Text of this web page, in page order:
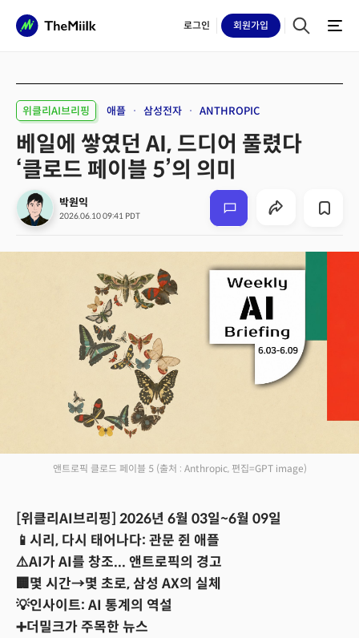
로그인 회원가입
위클리AI브리핑 애플 삼성전자 ANTHROPIC
베일에 쌓였던 AI, 드디어 풀렸다
‘클로드 페이블 5’의 의미
박원익
2026.06.10 09:41 PDT
앤트로픽 클로드 페이블 5 (출처 : Anthropic, 편집=GPT image)
[위클리AI브리핑] 2026년 6월 03일~6월 09일
📱시리, 다시 태어나다: 관문 쥔 애플
⚠️AI가 AI를 창조... 앤트로픽의 경고
🏢몇 시간→몇 초로, 삼성 AX의 실체
💡인사이트: AI 통계의 역설
➕더밀크가 주목한 뉴스